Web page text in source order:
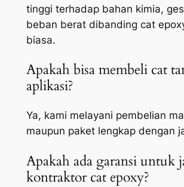
tinggi terhadap bahan kimia,
beban berat dibanding cat
biasa.
Apakah bisa membeli cat
aplikasi?
Ya, kami melayani pembelian
maupun paket lengkap dengan
Apakah ada garansi untuk
kontraktor cat epoxy?